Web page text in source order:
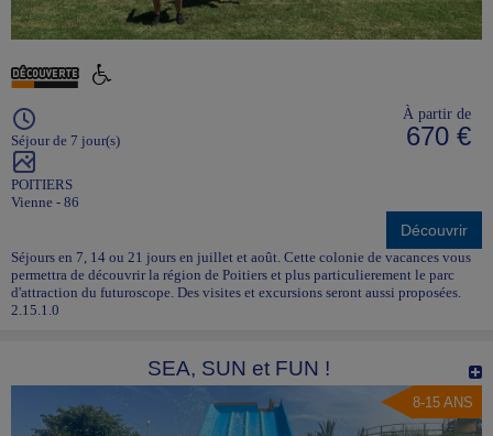
Séjour de 7 jour(s)
POITIERS
Vienne - 86
À partir de
670 €
Découvrir
Séjours en 7, 14 ou 21 jours en juillet et août. Cette colonie de vacances vous
permettra de découvrir la région de Poitiers et plus particulierement le parc
d'attraction du futuroscope. Des visites et excursions seront aussi proposées.
2.15.1.0
SEA, SUN et FUN !
8-15 ANS